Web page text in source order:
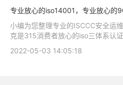
专业放心的iso14001，专业放心的
小编为您整理专业的ISCCC安全运
克是315消费者放心的iso三体系认
什么交给代办公司放心不、cccf认
2022-05-03 14:05:18